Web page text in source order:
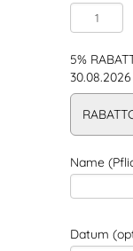
5%
30.08.2026
Name
Datum